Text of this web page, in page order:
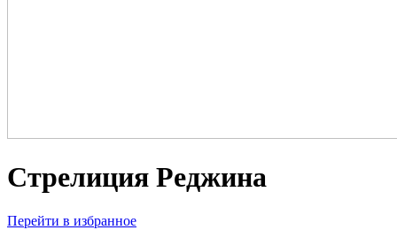
Стрелиция Реджина
Перейти в избранное